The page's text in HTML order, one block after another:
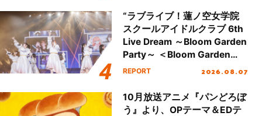
“ラブライブ！蓮ノ空女学院
スクールアイドルクラブ 6th
Live Dream ～Bloom Garden
Party～ ＜Bloom Garden
Party Stage／埼玉公演＞”
REPORT 2026.08.07
10月放送アニメ『パンどろぼ
う』より、OPテーマ＆EDテ